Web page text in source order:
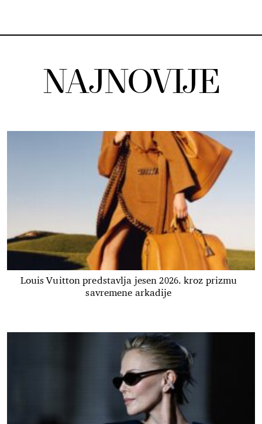
NAJNOVIJE
Louis Vuitton predstavlja jesen 2026. kroz prizmu
savremene arkadije